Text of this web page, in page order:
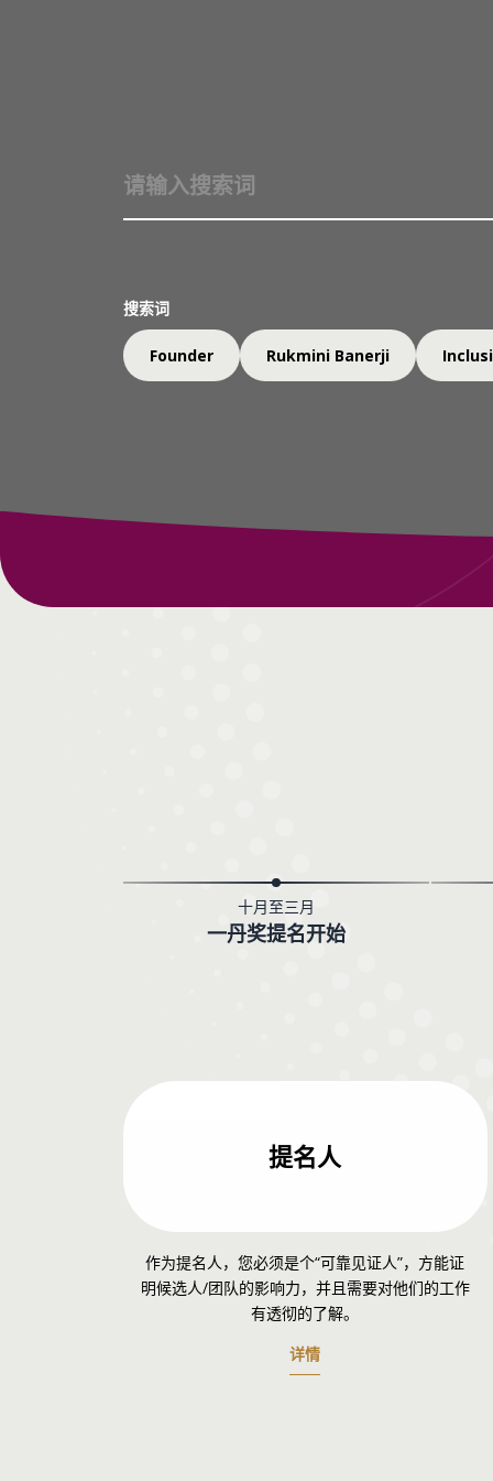
提名一丹奖
十月至三月
一丹奖提名开始
提名人
作为提名人，您必须是个“可靠见证人”，方能证
明候选人/团队的影响力，并且需要对他们的工作
有透彻的了解。
详情
搜索词
Founder Rukmini Banerji